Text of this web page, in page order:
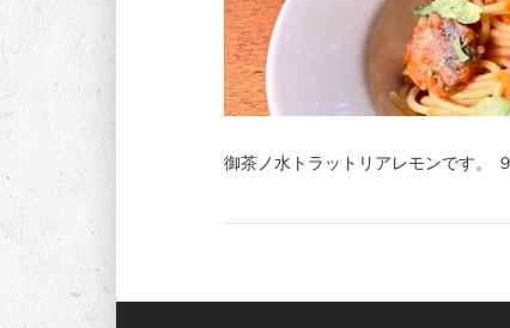
御茶ノ水トラットリアレモンです。